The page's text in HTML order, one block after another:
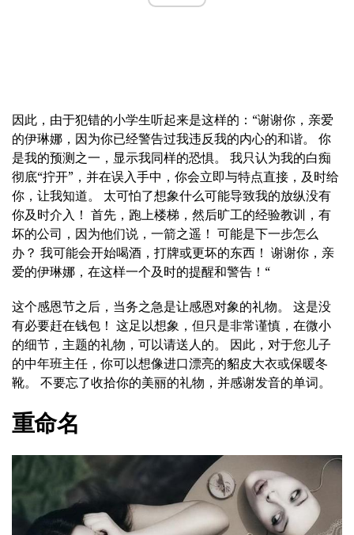
因此，由于犯错的小学生听起来是这样的：“谢谢你，亲爱
的伊琳娜，因为你已经警告过我违反我的内心的和谐。 你
是我的预测之一，显示我同样的恐惧。 我只认为我的白痴
彻底“拧开”，并在误入手中，你会立即与特点直接，及时给
你，让我知道。 太可怕了想象什么可能导致我的放纵没有
你及时介入！ 首先，跑上楼梯，然后旷工的经验教训，有
坏的公司，因为他们说，一箭之遥！ 可能是下一步怎么
办？ 我可能会开始喝酒，打牌或更坏的东西！ 谢谢你，亲
爱的伊琳娜，在这样一个及时的提醒和警告！“
这个感恩节之后，当务之急是让感恩对象的礼物。 这是没
有必要赶在钱包！ 这足以想象，但只是非常谨慎，在微小
的细节，主题的礼物，可以请送人的。 因此，对于您儿子
的中年班主任，你可以想像进口漂亮的貂皮大衣或保暖冬
靴。 不要忘了收拾你的美丽的礼物，并感谢发音的单词。
重命名